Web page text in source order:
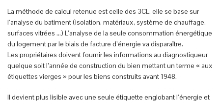
La méthode de calcul retenue est celle des 3CL, elle se base sur
l’analyse du batiment (isolation, matériaux, système de chauffage,
surfaces vitrées …) L’analyse de la seule consommation énergétique
du logement par le biais de facture d’énergie va disparaître.
Les propriétaires doivent fournir les informations au diagnostiqueur
quelque soit l’année de construction du bien mettant un terme « aux
étiquettes vierges » pour les biens construits avant 1948.
Il devient plus lisible avec une seule étiquette englobant l’énergie et